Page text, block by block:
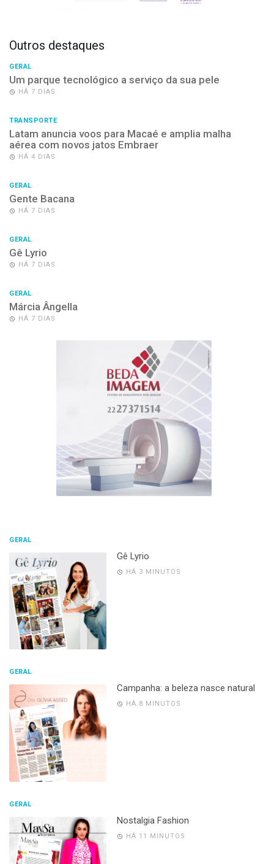
Outros destaques
GERAL
Um parque tecnológico a serviço da sua pele
HÁ 7 DIAS
TRANSPORTE
Latam anuncia voos para Macaé e amplia malha
aérea com novos jatos Embraer
HÁ 4 DIAS
GERAL
Gente Bacana
HÁ 7 DIAS
GERAL
Gê Lyrio
HÁ 7 DIAS
GERAL
Márcia Ângella
HÁ 7 DIAS
GERAL
Gê Lyrio
HÁ 3 MINUTOS
GERAL
Campanha: a beleza nasce natural
HÁ 8 MINUTOS
GERAL
Nostalgia Fashion
HÁ 11 MINUTOS